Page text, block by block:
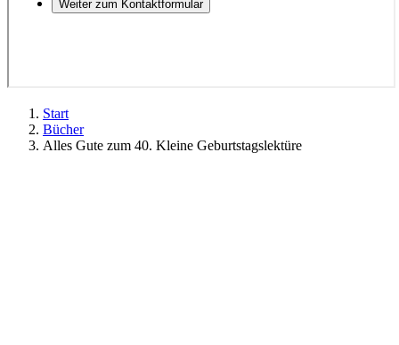
Start
Bücher
Alles Gute zum 40. Kleine Geburtstagslektüre